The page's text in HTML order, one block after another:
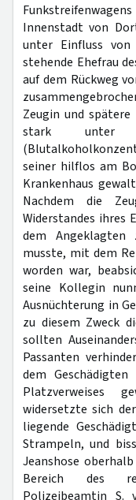
Innenstadt von
unter Einfluss von
stehende Ehefrau
auf dem Rückweg
Zeugin und
stark unter
seiner hilflos am
Krankenhaus
Nachdem die
Widerstandes ihres
dem Angeklagten
musste, mit dem
worden war,
seine Kollegin
Ausnüchterung in
zu diesem Zweck
sollten
Passanten
dem Geschädigten
Platzverweises
widersetzte sich
liegende
Strampeln, und
Jeanshose
Bereich des
Polizeibeamtin S.